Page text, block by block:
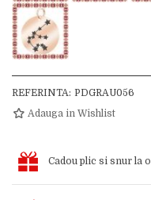
REFERINTA: PDGRAU056
Adauga in Wishlist
Cadou plic si snur la